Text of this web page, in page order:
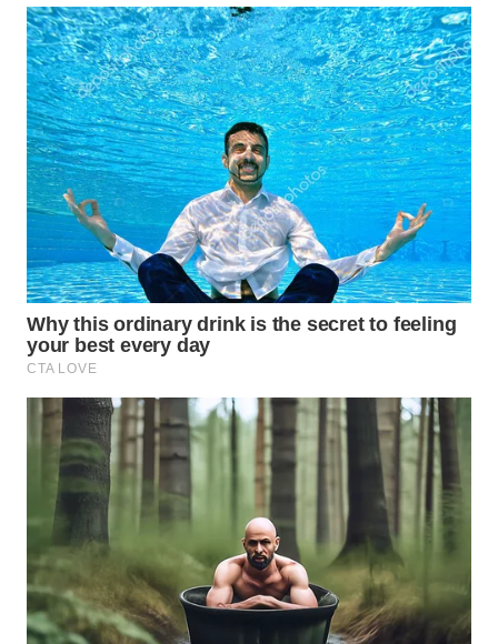
LANGKAT
WN
TAPANULI
SELATAN
WN
TANJUNG
LESUNG
WN
KARO
WN
WN
LABUHANBATU
TAPANULI
TENGAH
WN DELI